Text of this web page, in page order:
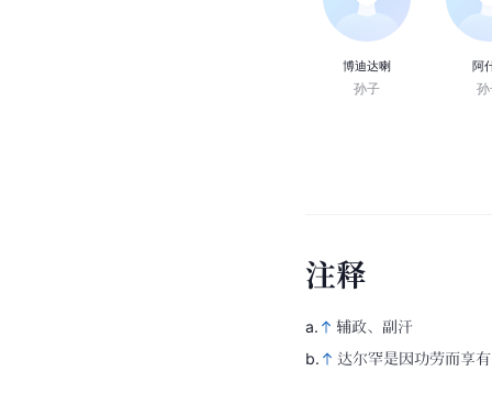
博迪达喇
孙子
阿
注释
a.
辅政、副汗
b.
达尔罕是因功劳而享